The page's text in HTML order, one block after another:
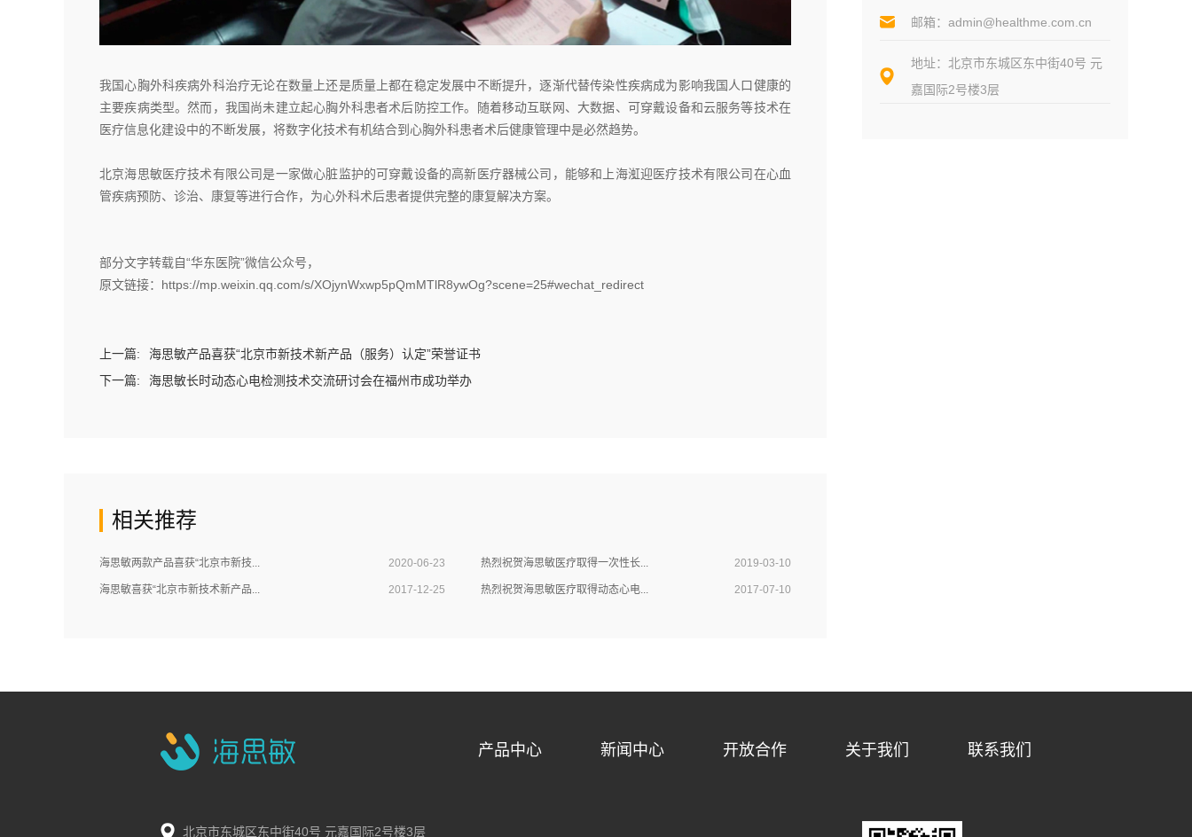
我国心胸外科疾病外科治疗无论在数量上还是质量上都在稳定发展中不断提升，逐渐代替传染性疾病成为影响我国人口健康的
主要疾病类型。然而，我国尚未建立起心胸外科患者术后防控工作。随着移动互联网、大数据、可穿戴设备和云服务等技术在
医疗信息化建设中的不断发展，将数字化技术有机结合到心胸外科患者术后健康管理中是必然趋势。
北京海思敏医疗技术有限公司是一家做心脏监护的可穿戴设备的高新医疗器械公司，能够和上海渱迎医疗技术有限公司在心血
管疾病预防、诊治、康复等进行合作，为心外科术后患者提供完整的康复解决方案。
部分文字转载自“华东医院”微信公众号，
原文链接：https://mp.weixin.qq.com/s/XOjynWxwp5pQmMTlR8ywOg?scene=25#wechat_redirect
上一篇:
海思敏产品喜获“北京市新技术新产品（服务）认定”荣誉证书
下一篇:
海思敏长时动态心电检测技术交流研讨会在福州市成功举办
相关推荐
海思敏两款产品喜获“北京市新技... 2020-06-23 热烈祝贺海思敏医疗取得一次性长... 2019-03-10
海思敏喜获“北京市新技术新产品... 2017-12-25 热烈祝贺海思敏医疗取得动态心电... 2017-07-10
邮箱：admin@healthme.com.cn
地址：北京市东城区东中街40号 元
嘉国际2号楼3层
产品中心 新闻中心 开放合作 关于我们 联系我们
北京市东城区东中街40号 元嘉国际2号楼3层